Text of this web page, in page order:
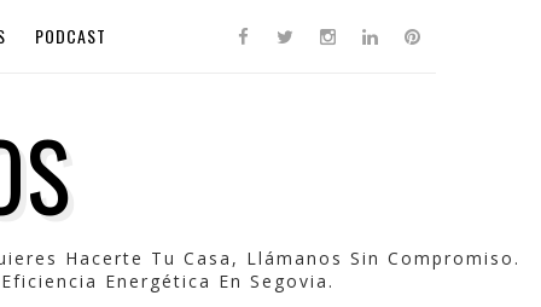
PODCAST
Hacerte Tu Casa, Llámanos Sin Compromiso.
Energética En Segovia.